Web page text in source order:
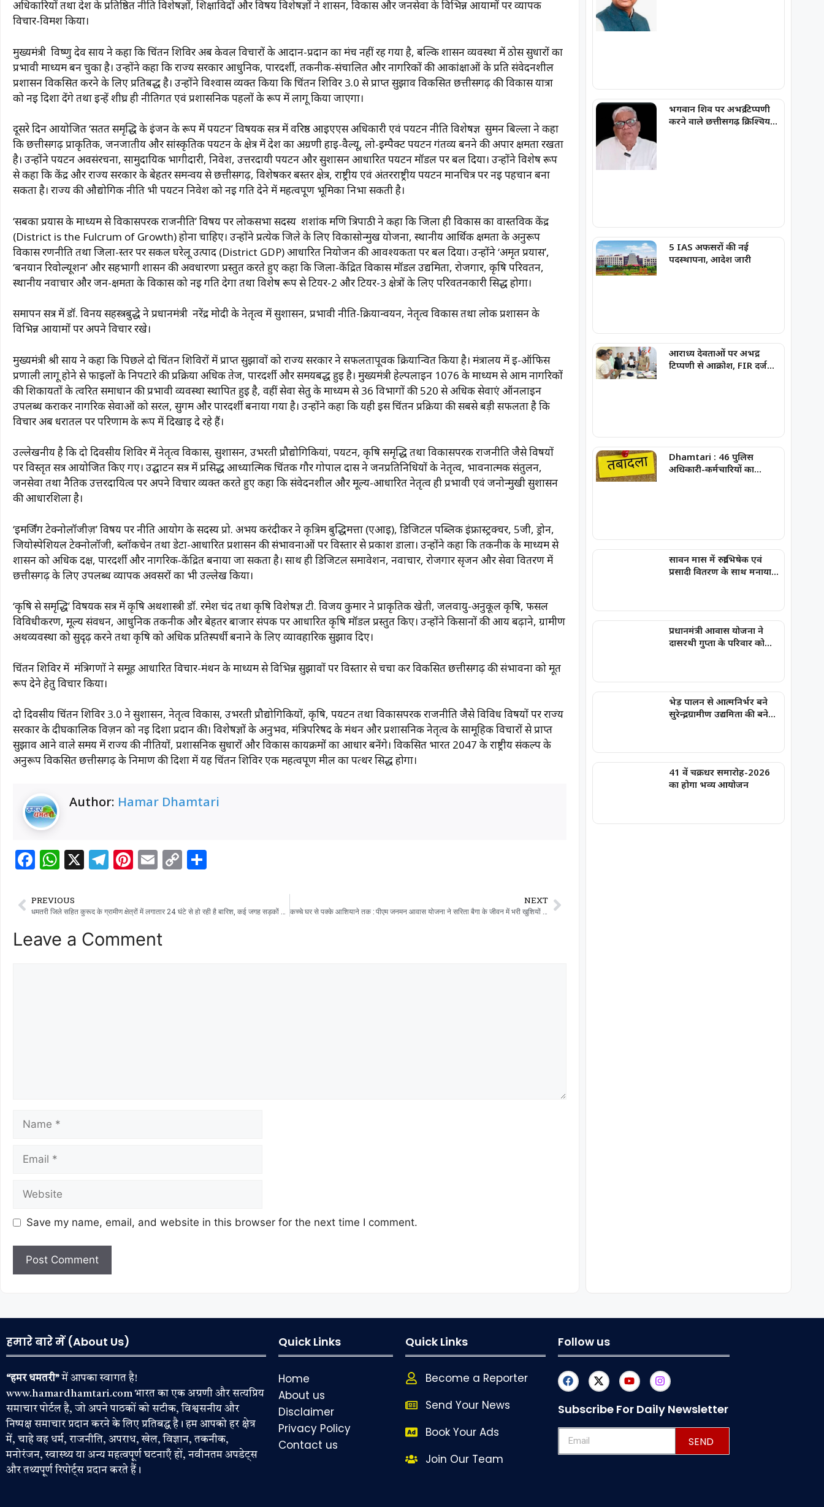
b
o
o
k
A
p
p
ra st Li
k
अधिकारियों तथा देश के प्रतिष्ठित नीति विशेषज्ञों, शिक्षाविदों और विषय विशेषज्ञों ने शासन, विकास और जनसेवा के विभिन्न आयामों पर व्यापक
विचार-विमर्श किया।
मुख्यमंत्री विष्णु देव साय ने कहा कि चिंतन शिविर अब केवल विचारों के आदान-प्रदान का मंच नहीं रह गया है, बल्कि शासन व्यवस्था में ठोस सुधारों का
प्रभावी माध्यम बन चुका है। उन्होंने कहा कि राज्य सरकार आधुनिक, पारदर्शी, तकनीक-संचालित और नागरिकों की आकांक्षाओं के प्रति संवेदनशील
प्रशासन विकसित करने के लिए प्रतिबद्ध है। उन्होंने विश्वास व्यक्त किया कि चिंतन शिविर 3.0 से प्राप्त सुझाव विकसित छत्तीसगढ़ की विकास यात्रा
को नई दिशा देंगे तथा इन्हें शीघ्र ही नीतिगत एवं प्रशासनिक पहलों के रूप में लागू किया जाएगा।
दूसरे दिन आयोजित ‘सतत समृद्धि के इंजन के रूप में पर्यटन’ विषयक सत्र में वरिष्ठ आईएएस अधिकारी एवं पर्यटन नीति विशेषज्ञ सुमन बिल्ला ने कहा
कि छत्तीसगढ़ प्राकृतिक, जनजातीय और सांस्कृतिक पर्यटन के क्षेत्र में देश का अग्रणी हाई-वैल्यू, लो-इम्पैक्ट पर्यटन गंतव्य बनने की अपार क्षमता रखता
है। उन्होंने पर्यटन अवसंरचना, सामुदायिक भागीदारी, निवेश, उत्तरदायी पर्यटन और सुशासन आधारित पर्यटन मॉडल पर बल दिया। उन्होंने विशेष रूप
से कहा कि केंद्र और राज्य सरकार के बेहतर समन्वय से छत्तीसगढ़, विशेषकर बस्तर क्षेत्र, राष्ट्रीय एवं अंतरराष्ट्रीय पर्यटन मानचित्र पर नई पहचान बना
सकता है। राज्य की औद्योगिक नीति भी पर्यटन निवेश को नई गति देने में महत्वपूर्ण भूमिका निभा सकती है।
‘सबका प्रयास के माध्यम से विकासपरक राजनीति’ विषय पर लोकसभा सदस्य शशांक मणि त्रिपाठी ने कहा कि जिला ही विकास का वास्तविक केंद्र
(District is the Fulcrum of Growth) होना चाहिए। उन्होंने प्रत्येक जिले के लिए विकासोन्मुख योजना, स्थानीय आर्थिक क्षमता के अनुरूप
विकास रणनीति तथा जिला-स्तर पर सकल घरेलू उत्पाद (District GDP) आधारित नियोजन की आवश्यकता पर बल दिया। उन्होंने ‘अमृत प्रयास’,
‘बनयान रिवोल्यूशन’ और सहभागी शासन की अवधारणा प्रस्तुत करते हुए कहा कि जिला-केंद्रित विकास मॉडल उद्यमिता, रोजगार, कृषि परिवर्तन,
स्थानीय नवाचार और जन-क्षमता के विकास को नई गति देगा तथा विशेष रूप से टियर-2 और टियर-3 क्षेत्रों के लिए परिवर्तनकारी सिद्ध होगा।
समापन सत्र में डॉ. विनय सहस्त्रबुद्धे ने प्रधानमंत्री नरेंद्र मोदी के नेतृत्व में सुशासन, प्रभावी नीति-क्रियान्वयन, नेतृत्व विकास तथा लोक प्रशासन के
विभिन्न आयामों पर अपने विचार रखे।
मुख्यमंत्री श्री साय ने कहा कि पिछले दो चिंतन शिविरों में प्राप्त सुझावों को राज्य सरकार ने सफलतापूर्वक क्रियान्वित किया है। मंत्रालय में ई-ऑफिस
प्रणाली लागू होने से फाइलों के निपटारे की प्रक्रिया अधिक तेज, पारदर्शी और समयबद्ध हुई है। मुख्यमंत्री हेल्पलाइन 1076 के माध्यम से आम नागरिकों
की शिकायतों के त्वरित समाधान की प्रभावी व्यवस्था स्थापित हुई है, वहीं सेवा सेतु के माध्यम से 36 विभागों की 520 से अधिक सेवाएं ऑनलाइन
उपलब्ध कराकर नागरिक सेवाओं को सरल, सुगम और पारदर्शी बनाया गया है। उन्होंने कहा कि यही इस चिंतन प्रक्रिया की सबसे बड़ी सफलता है कि
विचार अब धरातल पर परिणाम के रूप में दिखाई दे रहे हैं।
उल्लेखनीय है कि दो दिवसीय शिविर में नेतृत्व विकास, सुशासन, उभरती प्रौद्योगिकियां, पर्यटन, कृषि समृद्धि तथा विकासपरक राजनीति जैसे विषयों
पर विस्तृत सत्र आयोजित किए गए। उद्घाटन सत्र में प्रसिद्ध आध्यात्मिक चिंतक गौर गोपाल दास ने जनप्रतिनिधियों के नेतृत्व, भावनात्मक संतुलन,
जनसेवा तथा नैतिक उत्तरदायित्व पर अपने विचार व्यक्त करते हुए कहा कि संवेदनशील और मूल्य-आधारित नेतृत्व ही प्रभावी एवं जनोन्मुखी सुशासन
की आधारशिला है।
‘इमर्जिंग टेक्नोलॉजीज़’ विषय पर नीति आयोग के सदस्य प्रो. अभय करंदीकर ने कृत्रिम बुद्धिमत्ता (एआई), डिजिटल पब्लिक इंफ्रास्ट्रक्चर, 5जी, ड्रोन,
जियोस्पेशियल टेक्नोलॉजी, ब्लॉकचेन तथा डेटा-आधारित प्रशासन की संभावनाओं पर विस्तार से प्रकाश डाला। उन्होंने कहा कि तकनीक के माध्यम से
शासन को अधिक दक्ष, पारदर्शी और नागरिक-केंद्रित बनाया जा सकता है। साथ ही डिजिटल समावेशन, नवाचार, रोजगार सृजन और सेवा वितरण में
छत्तीसगढ़ के लिए उपलब्ध व्यापक अवसरों का भी उल्लेख किया।
‘कृषि से समृद्धि’ विषयक सत्र में कृषि अर्थशास्त्री डॉ. रमेश चंद तथा कृषि विशेषज्ञ टी. विजय कुमार ने प्राकृतिक खेती, जलवायु-अनुकूल कृषि, फसल
विविधीकरण, मूल्य संवर्धन, आधुनिक तकनीक और बेहतर बाजार संपर्क पर आधारित कृषि मॉडल प्रस्तुत किए। उन्होंने किसानों की आय बढ़ाने, ग्रामीण
अर्थव्यवस्था को सुदृढ़ करने तथा कृषि को अधिक प्रतिस्पर्धी बनाने के लिए व्यावहारिक सुझाव दिए।
चिंतन शिविर में मंत्रिगणों ने समूह आधारित विचार-मंथन के माध्यम से विभिन्न सुझावों पर विस्तार से चर्चा कर विकसित छत्तीसगढ़ की संभावना को मूर्त
रूप देने हेतु विचार किया।
दो दिवसीय चिंतन शिविर 3.0 ने सुशासन, नेतृत्व विकास, उभरती प्रौद्योगिकियों, कृषि, पर्यटन तथा विकासपरक राजनीति जैसे विविध विषयों पर राज्य
सरकार के दीर्घकालिक विज़न को नई दिशा प्रदान की। विशेषज्ञों के अनुभव, मंत्रिपरिषद के मंथन और प्रशासनिक नेतृत्व के सामूहिक विचारों से प्राप्त
सुझाव आने वाले समय में राज्य की नीतियों, प्रशासनिक सुधारों और विकास कार्यक्रमों का आधार बनेंगे। विकसित भारत 2047 के राष्ट्रीय संकल्प के
अनुरूप विकसित छत्तीसगढ़ के निर्माण की दिशा में यह चिंतन शिविर एक महत्वपूर्ण मील का पत्थर सिद्ध होगा।
Author: Hamar Dhamtari
F
c
e
b
W
at
s
A
X T
g
ra
Pi
re
st
E
l
C
y e
PREVIOUS NEXT
Leave a Comment
Save my name, email, and website in this browser for the next time I comment.
भगवान शिव पर अभद्र टिप्पणी
करने वाले छत्तीसगढ़ क्रिश्चियन
5 IAS अफसरों की नई
पदस्थापना, आदेश जारी
आराध्य देवताओं पर अभद्र
टिप्पणी से आक्रोश, FIR दर्ज
Dhamtari : 46 पुलिस
अधिकारी-कर्मचारियों का
सावन मास में रुद्राभिषेक एवं
प्रसादी वितरण के साथ मनाया
प्रधानमंत्री आवास योजना ने
दासरथी गुप्ता के परिवार को
भेड़ पालन से आत्मनिर्भर बने
सुरेन्द्र, ग्रामीण उद्यमिता की बने
41 वें चक्रधर समारोह-2026
का होगा भव्य आयोजन
हमारे बारे में (About Us)
“हमर धमतरी”में आपका स्वागत है!
www.hamardhamtari.com भारत का एक अग्रणी और सत्यप्रिय
समाचार पोर्टल है, जो अपने पाठकों को सटीक, विश्वसनीय और
निष्पक्ष समाचार प्रदान करने के लिए प्रतिबद्ध है। हम आपको हर क्षेत्र
में, चाहे वह धर्म, राजनीति, अपराध, खेल, विज्ञान, तकनीक,
मनोरंजन, स्वास्थ्य या अन्य महत्वपूर्ण घटनाएँ हों, नवीनतम अपडेट्स
और तथ्यपूर्ण रिपोर्ट्स प्रदान करते हैं।
Quick Links
Home
About us
Disclaimer
Privacy Policy
Contact us
Quick Links
Become a Reporter
Send Your News
Book Your Ads
Join Our Team
Follow us
Subscribe For Daily Newsletter
SEND